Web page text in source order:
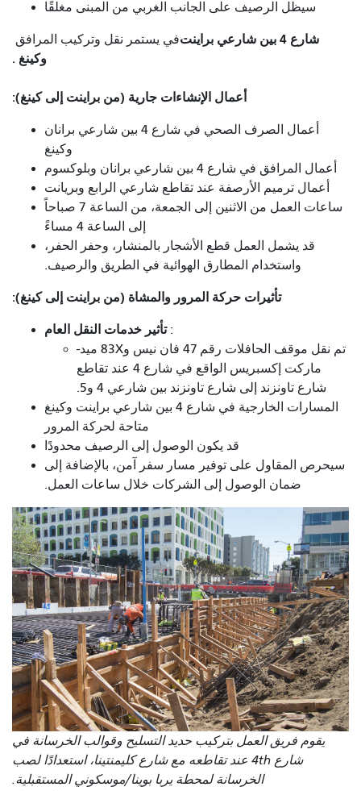
سيظل الرصيف على الجانب الغربي من المبنى مغلقًا
يستمر نقل وتركيب المرافق فيشارع 4 بين شارعي براينت
وكينغ .
أعمال الإنشاءات جارية (من براينت إلى كينغ):
أعمال الصرف الصحي في شارع 4 بين شارعي برانان
وكينغ
أعمال المرافق في شارع 4 بين شارعي برانان وبلوكسوم
أعمال ترميم الأرصفة عند تقاطع شارعي الرابع وبريانت
ساعات العمل من الاثنين إلى الجمعة، من الساعة 7 صباحاً
إلى الساعة 4 مساءً
قد يشمل العمل قطع الأشجار بالمنشار، وحفر الحفر،
واستخدام المطارق الهوائية في الطريق والرصيف.
تأثيرات حركة المرور والمشاة (من براينت إلى كينغ):
تأثير خدمات النقل العام:
تم نقل موقف الحافلات رقم 47 فان نيس و83X ميد-
ماركت إكسبريس الواقع في شارع 4 عند تقاطع
شارع تاونزند إلى شارع تاونزند بين شارعي 4 و5.
المسارات الخارجية في شارع 4 بين شارعي براينت وكينغ
متاحة لحركة المرور
قد يكون الوصول إلى الرصيف محدودًا
سيحرص المقاول على توفير مسار سفر آمن، بالإضافة إلى
ضمان الوصول إلى الشركات خلال ساعات العمل.
يقوم فريق العمل بتركيب حديد التسليح وقوالب الخرسانة في
شارع 4th عند تقاطعه مع شارع كليمنتينا، استعدادًا لصب
الخرسانة لمحطة يربا بوينا/موسكوني المستقبلية.